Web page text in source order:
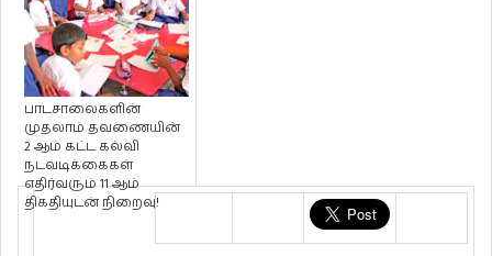
பாடசாலைகளின்
முதலாம் தவணையின்
2 ஆம் கட்ட கல்வி
நடவடிக்கைகள்
எதிர்வரும் 11 ஆம்
திகதியுடன் நிறைவு!